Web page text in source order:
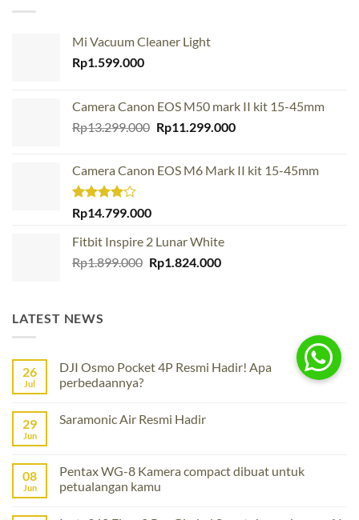
Mi Vacuum Cleaner Light
Rp1.599.000
Camera Canon EOS M50 mark II kit 15-45mm
Rp13.299.000 Original
Rp13.299.000.
Rp11.299.000Current
Rp11.299.000.
Camera Canon EOS M6 Mark II kit 15-45mm
Rated
4.00
of 5
Rp14.799.000
Fitbit Inspire 2 Lunar White
Rp1.899.000 Original
Rp1.824.000Current
LATEST NEWS
26
Jul
DJI Osmo Pocket 4P Resmi Hadir! Apa
perbedaannya?
on
Resmi
Hadir!
Apa
29
Jun
Saramonic Air Resmi Hadir
Saramonic
Air
Resmi
08
Jun
Pentax WG-8 Kamera compact dibuat untuk
petualangan kamu